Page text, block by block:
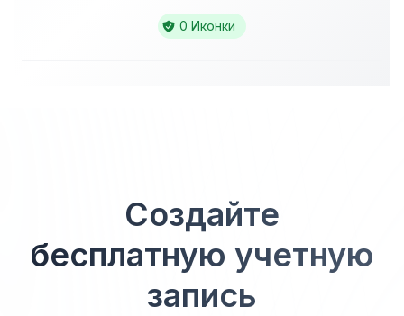
0 Иконки
Создайте
бесплатную учетную
запись